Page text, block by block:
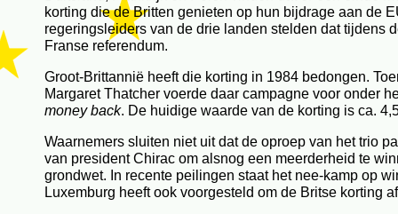
korting die de Britten genieten op hun bijdrage aan de
regeringsleiders van de drie landen stelden dat tijdens
Franse referendum.
Groot-Brittannië heeft die korting in 1984 bedongen.
Margaret Thatcher voerde daar campagne voor onder
money back. De huidige waarde van de korting is ca.
Waarnemers sluiten niet uit dat de oproep van het trio
van president Chirac om alsnog een meerderheid te
grondwet. In recente peilingen staat het nee-kamp op
Luxemburg heeft ook voorgesteld om de Britse korting